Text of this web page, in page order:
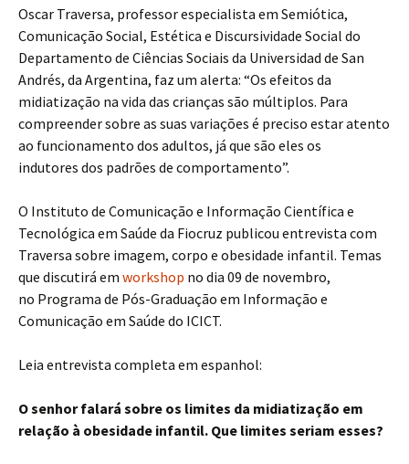
Oscar Traversa, professor especialista em Semiótica,
Comunicação Social, Estética e Discursividade Social do
Departamento de Ciências Sociais da Universidad de San
Andrés, da Argentina, faz um alerta: “Os efeitos da
midiatização na vida das crianças são múltiplos. Para
compreender sobre as suas variações é preciso estar atento
ao funcionamento dos adultos, já que são eles os
indutores dos padrões de comportamento”.
O Instituto de Comunicação e Informação Científica e
Tecnológica em Saúde da Fiocruz publicou entrevista com
Traversa sobre imagem, corpo e obesidade infantil. Temas
que discutirá em workshop no dia 09 de novembro,
no Programa de Pós-Graduação em Informação e
Comunicação em Saúde do ICICT.
Leia entrevista completa em espanhol:
O senhor falará sobre os limites da midiatização em
relação à obesidade infantil. Que limites seriam esses?